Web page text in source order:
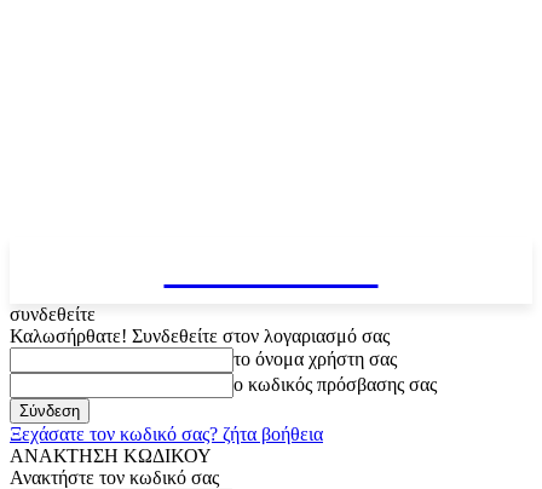
συνδεθείτε
Καλωσήρθατε! Συνδεθείτε στον λογαριασμό σας
το όνομα χρήστη σας
ο κωδικός πρόσβασης σας
Ξεχάσατε τον κωδικό σας? ζήτα βοήθεια
ΑΝΑΚΤΗΣΗ ΚΩΔΙΚΟΥ
Ανακτήστε τον κωδικό σας